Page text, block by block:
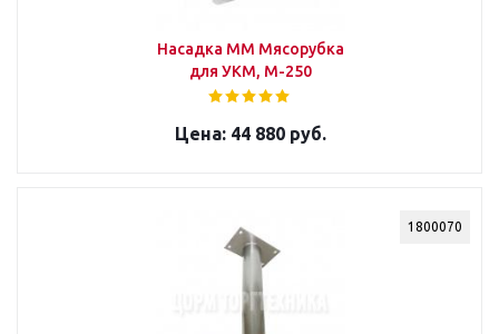
Насадка ММ Мясорубка
для УКМ, М-250
44 880 руб.
1800070